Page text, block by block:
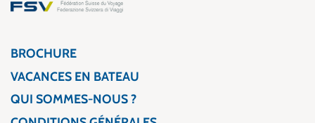
BROCHURE
VACANCES EN BATEAU
QUI SOMMES-NOUS ?